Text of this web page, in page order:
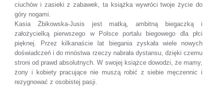
ciuchów i zasieki z zabawek, ta książka wywróci twoje życie do
góry nogami.
Kasia Żbikowska-Jusis jest matką, ambitną biegaczką i
założycielką pierwszego w Polsce portalu biegowego dla płci
pięknej. Przez kilkanaście lat biegania zyskała wiele nowych
doświadczeń i do mnóstwa rzeczy nabrała dystansu, dzięki czemu
stroni od prawd absolutnych. W swojej książce dowodzi, że mamy,
żony i kobiety pracujące nie muszą robić z siebie męczennic i
rezygnować z osobistej pasji.